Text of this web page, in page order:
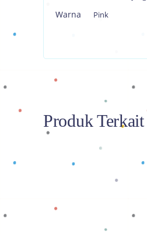
Warna Pink
Produk Terkait